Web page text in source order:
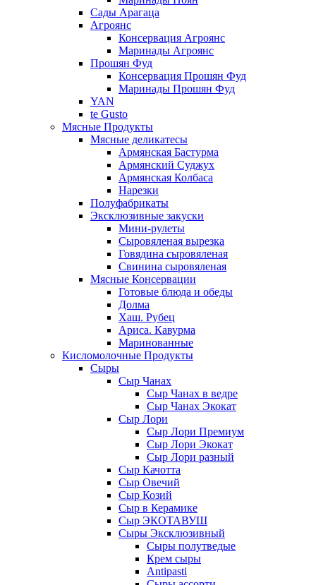
Сады Арагаца
Агроянс
Консервация Агроянс
Маринады Агроянс
Прошян Фуд
Консервация Прошян Фуд
Маринады Прошян Фуд
YAN
te Gusto
Мясные Продукты
Мясные деликатесы
Армянская Бастурма
Армянский Суджух
Армянская Колбаса
Нарезки
Полуфабрикаты
Эксклюзивные закуски
Мини-рулеты
Сыровяленая вырезка
Говядина сыровяленая
Свинина сыровяленая
Мясные Консервации
Готовые блюда и обеды
Долма
Хаш. Рубец
Ариса. Кавурма
Маринованные
Кисломолочные Продукты
Сыры
Сыр Чанах
Сыр Чанах в ведре
Сыр Чанах Экокат
Сыр Лори
Сыр Лори Премиум
Сыр Лори Экокат
Сыр Лори разный
Сыр Качотта
Сыр Овечий
Сыр Козий
Сыр в Керамике
Сыр ЭКОТАВУШ
Сыры Эксклюзивный
Сыры полутведые
Крем сыры
Antipasti